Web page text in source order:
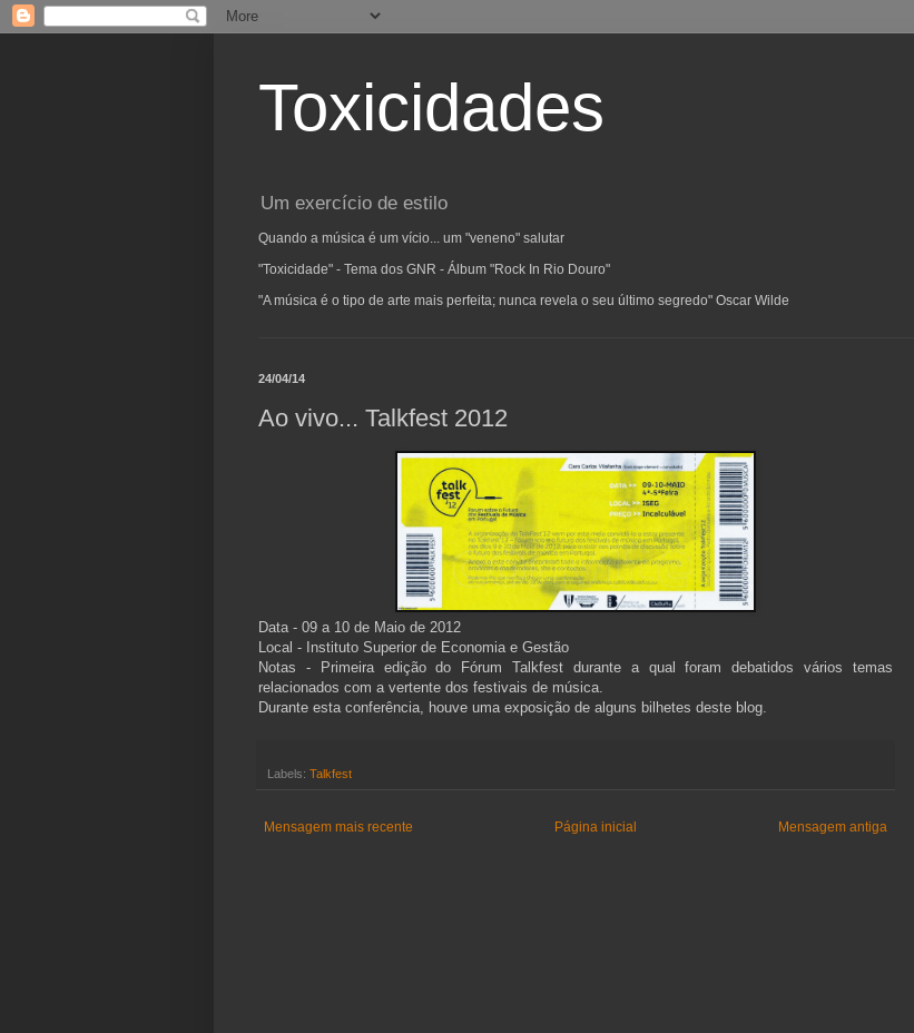
Toxicidades
Um exercício de estilo
Quando a música é um vício... um "veneno" salutar
"Toxicidade" - Tema dos GNR - Álbum "Rock In Rio Douro"
"A música é o tipo de arte mais perfeita; nunca revela o seu último segredo" Oscar Wilde
24/04/14
Ao vivo... Talkfest 2012
Data - 09 a 10 de Maio de 2012
Local - Instituto Superior de Economia e Gestão
Notas - Primeira edição do Fórum Talkfest durante a qual foram debatidos vários temas
relacionados com a vertente dos festivais de música.
Durante esta conferência, houve uma exposição de alguns bilhetes deste blog.
Labels: Talkfest
Mensagem mais recente Mensagem antiga
Página inicial